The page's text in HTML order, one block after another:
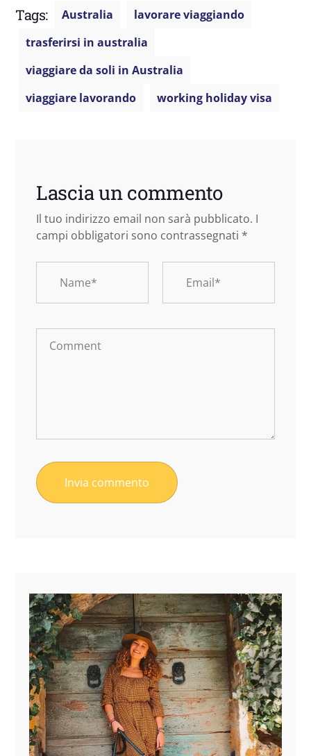
Tags: Australia
lavorare viaggiando
trasferirsi in australia
viaggiare da soli in Australia
viaggiare lavorando
working holiday visa
Lascia un commento
Il tuo indirizzo email non sarà pubblicato. I
campi obbligatori sono contrassegnati *